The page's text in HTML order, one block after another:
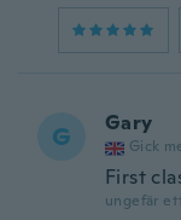
G Gary
Gick
First
ungefär